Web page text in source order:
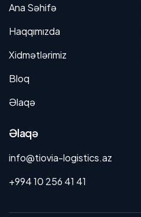
Ana Səhifə
Haqqımızda
Xidmətlərimiz
Bloq
Əlaqə
Əlaqə
info@tiovia-logistics.az
+994 10 256 41 41